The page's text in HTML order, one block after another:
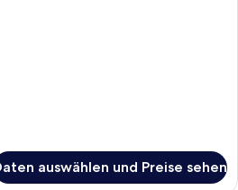
auswählen und Preise sehen